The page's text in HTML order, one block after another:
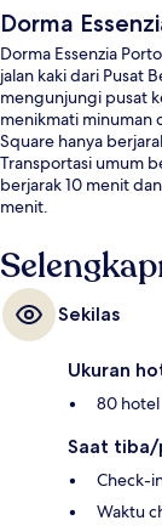
Dorma
Dorma Essenzia
jalan kaki dari Pusat
mengunjungi pusat
menikmati minuman
Square hanya
Transportasi umum
berjarak 10 menit
menit.
Sekilas
Ukuran
80 hotel
Saat tiba/
Check-
Waktu